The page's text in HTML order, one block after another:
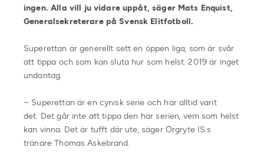
ingen. Alla vill ju vidare uppåt, säger Mats Enquist,
Generalsekreterare på Svensk Elitfotboll.
Superettan är generellt sett en öppen liga, som är svår
att tippa och som kan sluta hur som helst. 2019 är inget
undantag.
– Superettan är en cynisk serie och har alltid varit
det. Det går inte att tippa den här serien, vem som helst
kan vinna. Det är tufft där ute, säger Örgryte IS:s
tränare Thomas Askebrand.